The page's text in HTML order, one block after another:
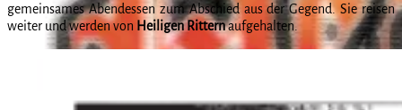
gemeinsames Abendessen zum Abschied aus der Gegend. Sie reisen
weiter und werden von Heiligen Ritternaufgehalten.